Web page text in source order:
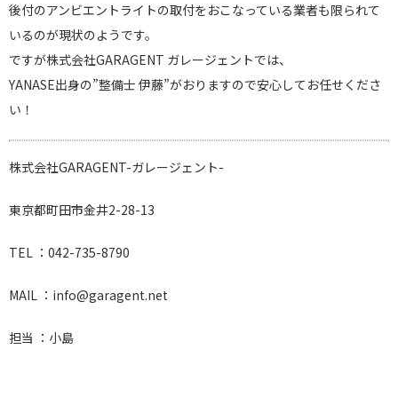
後付のアンビエントライトの取付をおこなっている業者も限られて
いるのが現状のようです。
ですが株式会社GARAGENT ガレージェントでは、
YANASE出身の”整備士 伊藤”がおりますので安心してお任せくださ
い！
株式会社GARAGENT-ガレージェント-
東京都町田市金井2-28-13
TEL ：042-735-8790
MAIL ：info@garagent.net
担当 ：小島